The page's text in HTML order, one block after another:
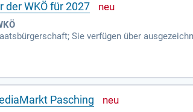
WKÖ für 2027
Sie verfügen über
Pasching